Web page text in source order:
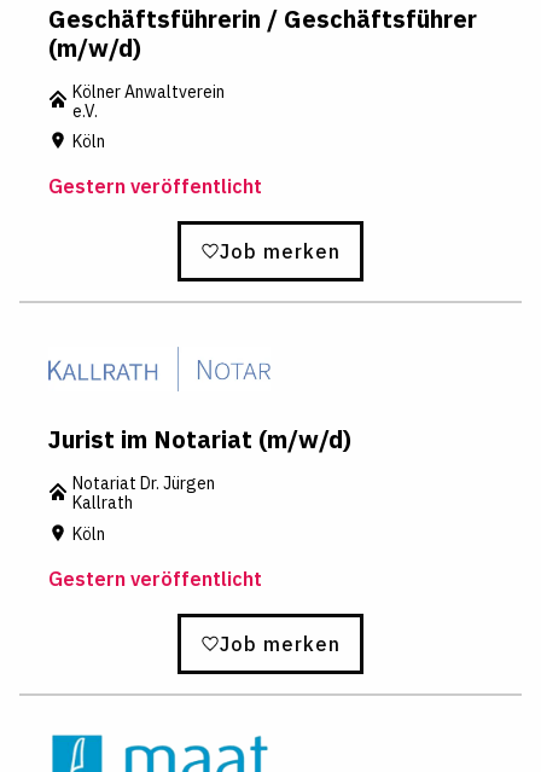
Geschäftsführerin / Geschäftsführer
(m/w/d)
Kölner Anwaltverein
e.V.
Köln
Gestern veröffentlicht
Job merken
Jurist im Notariat (m/w/d)
Notariat Dr. Jürgen
Kallrath
Köln
Gestern veröffentlicht
Job merken